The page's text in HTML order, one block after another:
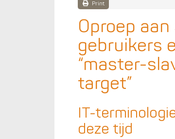
Print
Oproep
gebruikers
“master-
target”
IT-
deze tijd